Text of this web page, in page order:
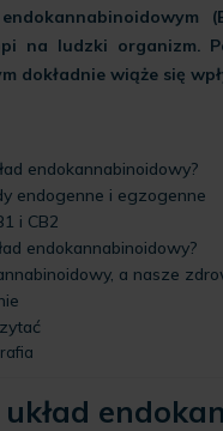
na ludzki organizm.
dokładnie wiąże się
endokannabinoidowy?
endogenne i egzogenne
i CB2
endokannabinoidowy?
a nasze
układ